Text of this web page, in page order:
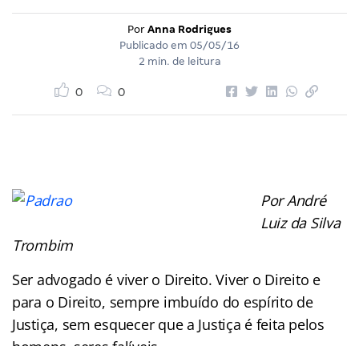
Por Anna Rodrigues
Publicado em 05/05/16
2 min. de leitura
0 0
Por André
Luiz da Silva
Trombim
Ser advogado é viver o Direito. Viver o Direito e
para o Direito, sempre imbuído do espírito de
Justiça, sem esquecer que a Justiça é feita pelos